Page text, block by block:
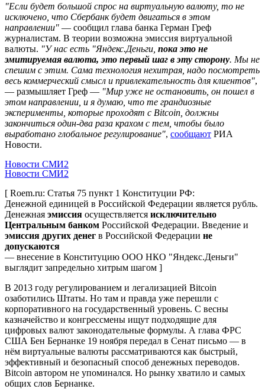
"Если будет большой спрос на виртуальную валюту, то не
исключено, что Сбербанк будет двигаться в этом
направлении" — сообщил глава банка Герман Греф
журналистам. В теории возможна эмиссия виртуальной
валюты. "У нас есть "Яндекс.Деньги, пока это не
эмитируемая валюта, это первый шаг в эту сторону. Мы не
спешим с этим. Сама технология нехитрая, надо посмотреть
весь коммерческий смысл и привлекательность для клиентов",
— размышляет Греф — "Мир уже не остановить, он пошел в
этом направлении, и я думаю, что те грандиозные
эксперименты, которые проходят с Bitcoin, должны
закончиться один-два раза крахом с тем, чтобы было
выработано глобальное регулирование", сообщают РИА
Новости.
Новости СМИ2
Новости СМИ2
[ Roem.ru: Статья 75 пункт 1 Конституции РФ:
Денежной единицей в Российской Федерации является рубль.
Денежная эмиссия осуществляется исключительно
Центральным банком Российской Федерации. Введение и
эмиссия других денег в Российской Федерации не
допускаются
— внесение в Конституцию ООО НКО "Яндекс.Деньги"
выглядит запредельно хитрым шагом ]
В 2013 году регулированием и легализацией Bitcoin
озаботились Штаты. Но там и правда уже перешли с
корпоративного на государственный уровень. С весны
казначейство и конгрессмены ищут подходящие для
цифровых валют законодательные формулы. А глава ФРС
США Бен Бернанке 19 ноября передал в Сенат письмо — в
нём виртуальные валюты рассматриваются как быстрый,
эффективный и безопасный способ денежных переводов.
Bitcoin автором не упоминался. Но рынку хватило и самых
общих слов Бернанке.